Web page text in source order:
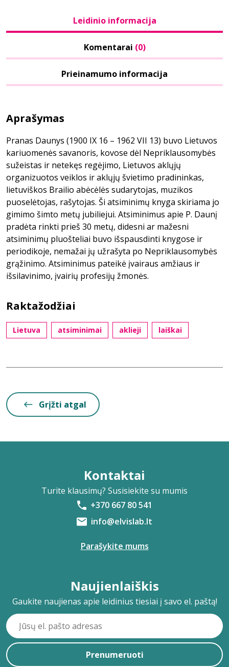
Leidinio informacija
Komentarai (0)
Prieinamumo informacija
Aprašymas
Pranas Daunys (1900 IX 16 – 1962 VII 13) buvo Lietuvos
kariuomenės savanoris, kovose dėl Nepriklausomybės
sužeistas ir netekęs regėjimo, Lietuvos aklųjų
organizuotos veiklos ir aklųjų švietimo pradininkas,
lietuviškos Brailio abėcėlės sudarytojas, muzikos
puoselėtojas, rašytojas. Ši atsiminimų knyga skiriama jo
gimimo šimto metų jubiliejui. Atsiminimus apie P. Daunį
pradėta rinkti prieš 30 metų, didesni ar mažesni
atsiminimų pluošteliai buvo išspausdinti knygose ir
periodikoje, nemažai jų užrašyta po Nepriklausomybės
grąžinimo. Atsiminimus pateikė įvairaus amžiaus ir
išsilavinimo, įvairių profesijų žmonės.
Raktažodžiai
Lietuva atsiminimai aklieji laiškai
Grįžti atgal
Kontaktai
Turite klausimų? Susisiekite su mumis
+370 667 80 541
info@elvislab.lt
Parašykite mums
Naujienlaiškis
Gaukite naujienas apie leidinius tiesiai į savo el. paštą!
Prenumeruoti